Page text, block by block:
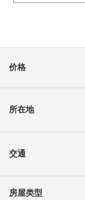
价格
所在地
交通
房屋类型